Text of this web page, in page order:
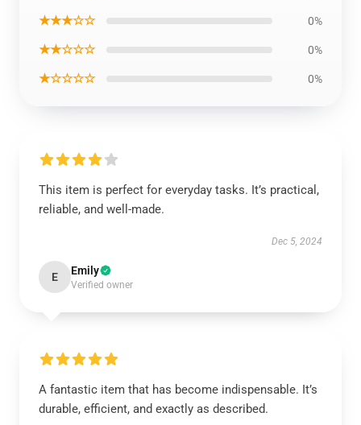
★★★☆☆ 0%
★★☆☆☆ 0%
★☆☆☆☆ 0%
This item is perfect for everyday tasks. It’s practical,
reliable, and well-made.
Dec 5, 2024
E Emily
Verified owner
A fantastic item that has become indispensable. It’s
durable, efficient, and exactly as described.